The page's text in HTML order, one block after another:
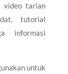
video tarian
tutorial
informasi
untuk